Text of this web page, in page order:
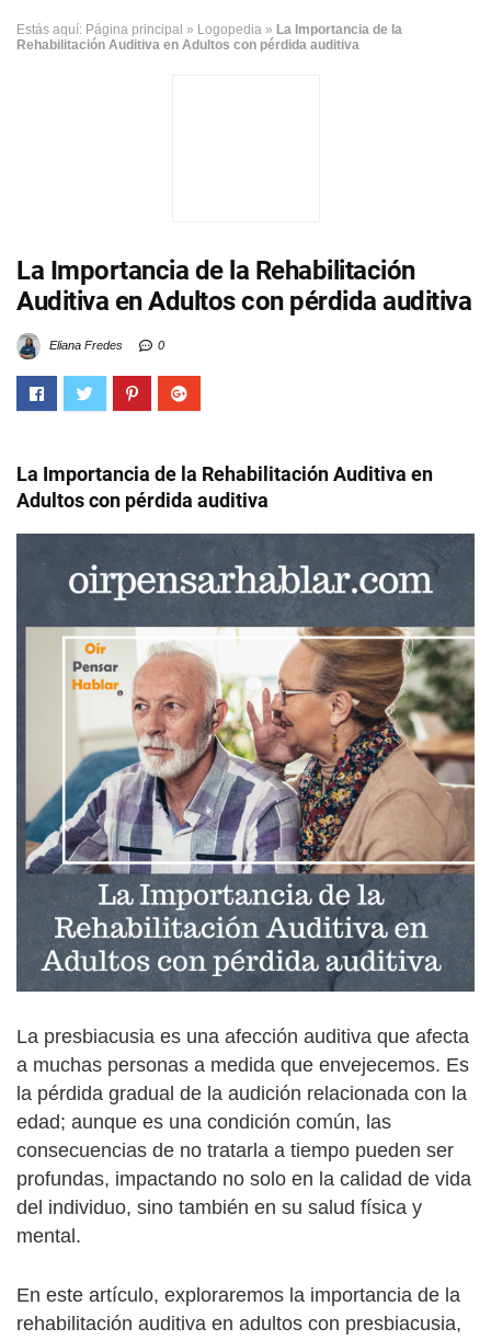
Estás aquí: Página principal » Logopedia » La Importancia de la
Rehabilitación Auditiva en Adultos con pérdida auditiva
La Importancia de la Rehabilitación
Auditiva en Adultos con pérdida auditiva
Eliana Fredes 0
La Importancia de la Rehabilitación Auditiva en
Adultos con pérdida auditiva
La presbiacusia es una afección auditiva que afecta
a muchas personas a medida que envejecemos. Es
la pérdida gradual de la audición relacionada con la
edad; aunque es una condición común, las
consecuencias de no tratarla a tiempo pueden ser
profundas, impactando no solo en la calidad de vida
del individuo, sino también en su salud física y
mental.
En este artículo, exploraremos la importancia de la
rehabilitación auditiva en adultos con presbiacusia,